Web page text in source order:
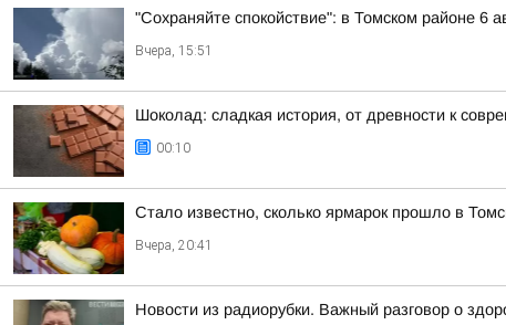
"Сохраняйте спокойствие": в Томском районе 6
Вчера, 15:51
Шоколад: сладкая история, от древности к
00:10
Стало известно, сколько ярмарок прошло в
Вчера, 20:41
Новости из радиорубки. Важный разговор о